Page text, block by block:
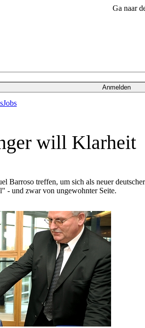
Ga naar
Anmelden
Jobs
will Klarheit
Barroso treffen, um sich als neuer
- und zwar von ungewohnter Seite.